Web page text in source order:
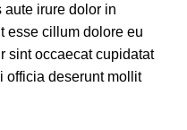
irure dolor in
esse cillum dolore eu
sint occaecat cupidatat
officia deserunt mollit